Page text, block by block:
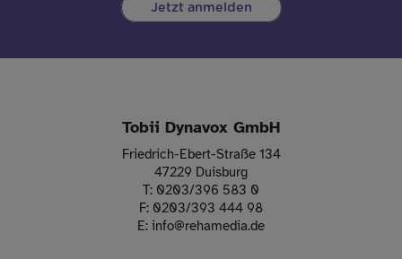
Jetzt anmelden
Tobii Dynavox GmbH
Friedrich-Ebert-Straße 134
47229 Duisburg
T: 0203/396 583 0
F: 0203/393 444 98
E: info@rehamedia.de